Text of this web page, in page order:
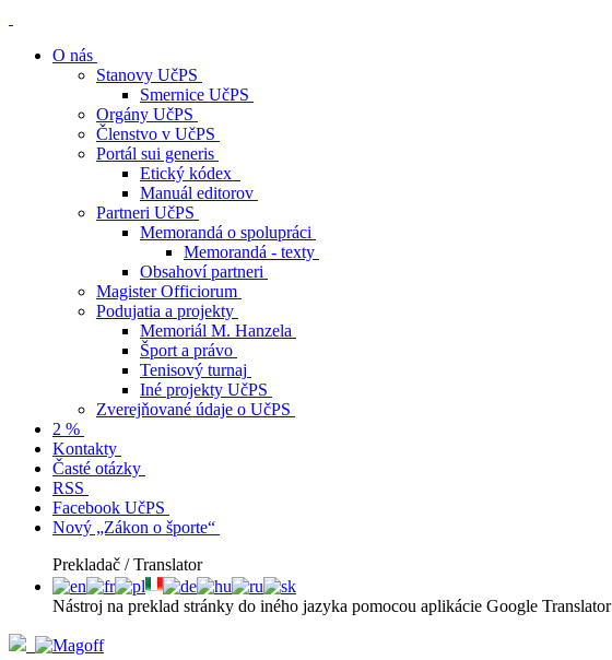
O nás
Stanovy UčPS
Smernice UčPS
Orgány UčPS
Členstvo v UčPS
Portál sui generis
Etický kódex
Manuál editorov
Partneri UčPS
Memorandá o spolupráci
Memorandá - texty
Obsahoví partneri
Magister Officiorum
Podujatia a projekty
Memoriál M. Hanzela
Šport a právo
Tenisový turnaj
Iné projekty UčPS
Zverejňované údaje o UčPS
2 %
Kontakty
Časté otázky
RSS
Facebook UčPS
Nový „Zákon o športe“
Prekladač / Translator
Nástroj na preklad stránky do iného jazyka pomocou aplikácie Google Translator